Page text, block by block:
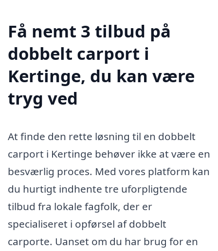
Få nemt 3 tilbud på
dobbelt carport i
Kertinge, du kan være
tryg ved
At finde den rette løsning til en dobbelt
carport i Kertinge behøver ikke at være en
besværlig proces. Med vores platform kan
du hurtigt indhente tre uforpligtende
tilbud fra lokale fagfolk, der er
specialiseret i opførsel af dobbelt
carporte. Uanset om du har brug for en